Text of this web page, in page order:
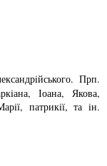
Прп.
Іоана, Якова,
патрикiї, та iн.